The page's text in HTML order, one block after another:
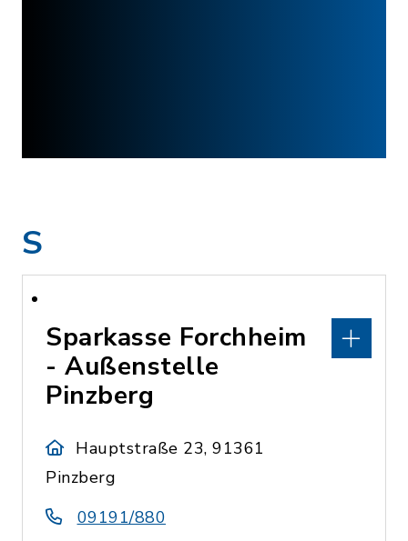
S
Sparkasse Forchheim
- Außenstelle
Pinzberg
Hauptstraße 23, 91361
Pinzberg
09191/880